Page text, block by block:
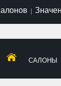
САЛОНЫ